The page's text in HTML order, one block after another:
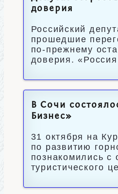
доверия
Российский
прошедшие
по-прежнему
доверия.
В Сочи
Бизнес»
31 октября на
по развитию
познакомились с
туристического